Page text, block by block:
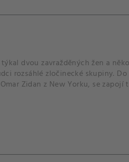
dvou zavražděných žen a
rozsáhlé zločinecké skupiny.
Zidan z New Yorku, se zapojí